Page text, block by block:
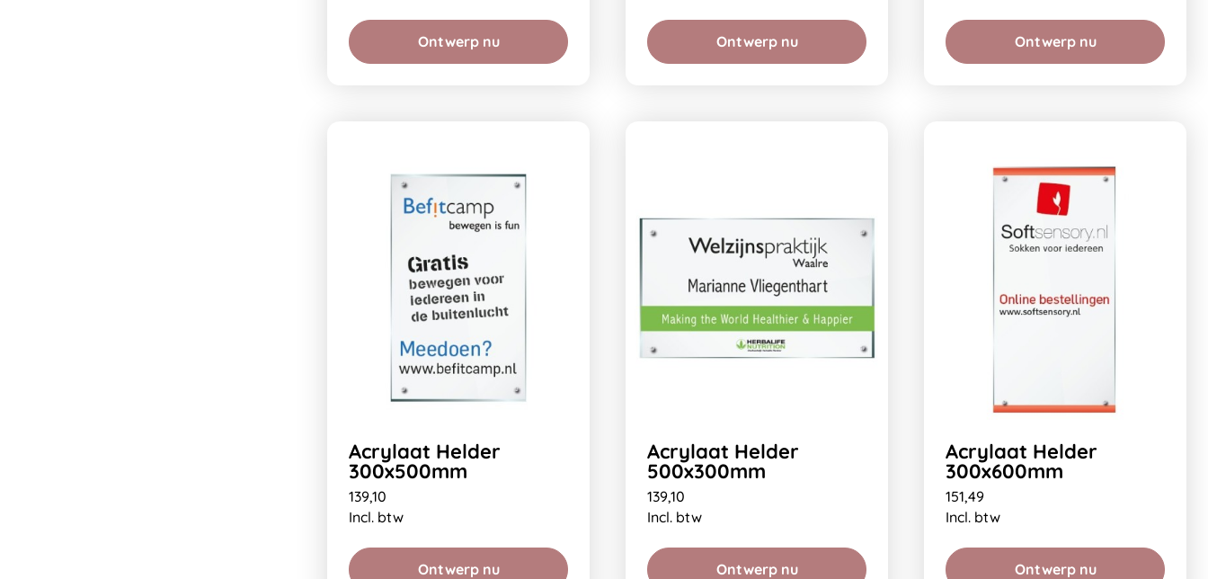
Ontwerp nu Ontwerp nu Ontwerp nu
Acrylaat Helder
300x500mm
139,10
Incl. btw
Ontwerp nu
Acrylaat Helder
500x300mm
139,10
Incl. btw
Ontwerp nu
Acrylaat Helder
300x600mm
151,49
Incl. btw
Ontwerp nu